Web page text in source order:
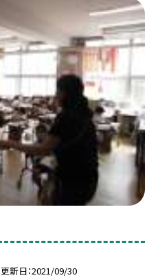
更新日 2021/09/30